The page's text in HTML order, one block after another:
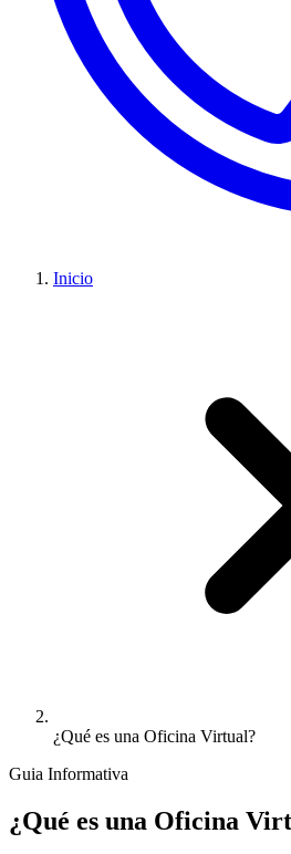
Inicio
¿Qué es una Oficina Virtual?
Guia Informativa
¿Qué es una Oficina